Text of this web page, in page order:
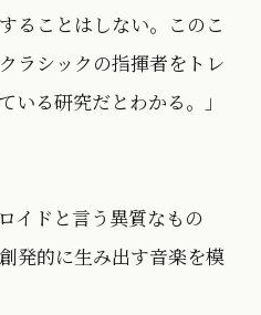
ることはしない。このこ
ラシックの指揮者をトレ
いる研究だとわかる。」
イドと言う異質なもの
発的に生み出す音楽を模